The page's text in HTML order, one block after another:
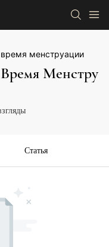
менструации
Менстру
Статья